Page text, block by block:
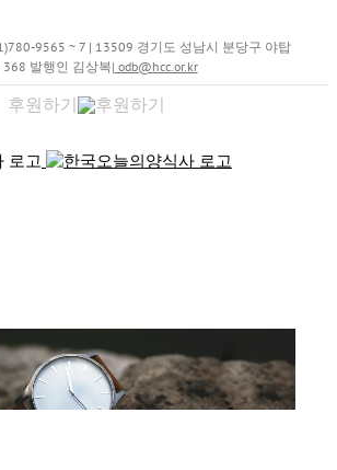
9565 ~ 7 | 13509 경기도 성남시 분당구 야탑
368 발행인 김상복| odb@hcc.or.kr
후원하기